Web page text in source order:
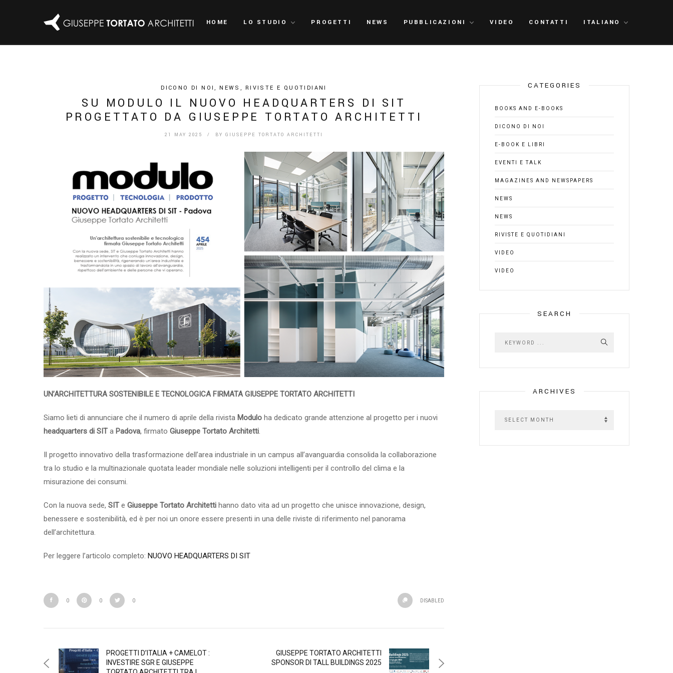
HOME LO STUDIO PROGETTI NEWS PUBBLICAZIONI VIDEO CONTATTI ITALIANO
DICONO DI NOI,NEWS , RIVISTE E QUOTIDIANI
SU MODULO IL NUOVO HEADQUARTERS DI SIT
PROGETTATO DA GIUSEPPE TORTATO ARCHITETTI
21 MAY 2025 / BY GIUSEPPE TORTATO ARCHITETTI
UN’ARCHITETTURA SOSTENIBILE E TECNOLOGICA FIRMATA GIUSEPPE TORTATO ARCHITETTI
Siamo lieti di annunciare che il numero di aprile della rivista Modulo ha dedicato grande attenzione al progetto per i nuovi
headquarters di SITa Padova, firmato Giuseppe Tortato Architetti.
Il progetto innovativo della trasformazione dell’area industriale in un campus all’avanguardia consolida la collaborazione
tra lo studio e la multinazionale quotata leader mondiale nelle soluzioni intelligenti per il controllo del clima e la
misurazione dei consumi.
Con la nuova sede, SITe Giuseppe Tortato Architetti hanno dato vita ad un progetto che unisce innovazione, design,
benessere e sostenibilità, ed è per noi un onore essere presenti in una delle riviste di riferimento nel panorama
dell’architettura.
Per leggere l’articolo completo: NUOVO HEADQUARTERS DI SIT
0 0 0 DISABLED
PROGETTI D’ITALIA + CAMELOT :
INVESTIRE SGR E GIUSEPPE
GIUSEPPE TORTATO ARCHITETTI
SPONSOR DI TALL BUILDINGS 2025
CATEGORIES
BOOKS AND E-BOOKS
DICONO DI NOI
E-BOOK E LIBRI
EVENTI E TALK
MAGAZINES AND NEWSPAPERS
NEWS
NEWS
RIVISTE E QUOTIDIANI
VIDEO
VIDEO
SEARCH
ARCHIVES